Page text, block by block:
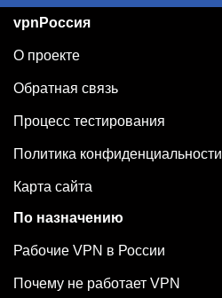
vpnРоссия
О проекте
Обратная связь
Процесс тестирования
Политика конфиденциальности
Карта сайта
По назначению
Рабочие VPN в России
Почему не работает VPN